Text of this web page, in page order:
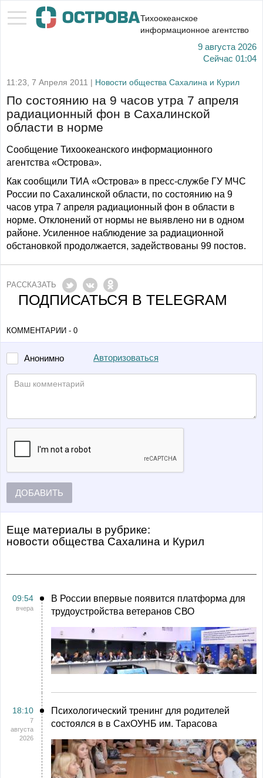
Тихоокеанское
информационное агентство
9 августа 2026
Сейчас 01:04
11:23, 7 Апреля 2011 | Новости общества Сахалина и Курил
По состоянию на 9 часов утра 7 апреля
радиационный фон в Сахалинской
области в норме
Сообщение Тихоокеанского информационного
агентства «Острова».
Как сообщили ТИА «Острова» в пресс-службе ГУ МЧС
России по Сахалинской области, по состоянию на 9
часов утра 7 апреля радиационный фон в области в
норме. Отклонений от нормы не выявлено ни в одном
районе. Усиленное наблюдение за радиационной
обстановкой продолжается, задействованы 99 постов.
РАССКАЗАТЬ
ПОДПИСАТЬСЯ В TELEGRAM
КОММЕНТАРИИ - 0
Анонимно Авторизоваться
ДОБАВИТЬ
Еще материалы в рубрике:
Новости общества Сахалина и Курил
09:54
вчера
В России впервые появится платформа для
трудоустройства ветеранов СВО
18:10
7
августа
2026
Психологический тренинг для родителей
состоялся в в СахОУНБ им. Тарасова